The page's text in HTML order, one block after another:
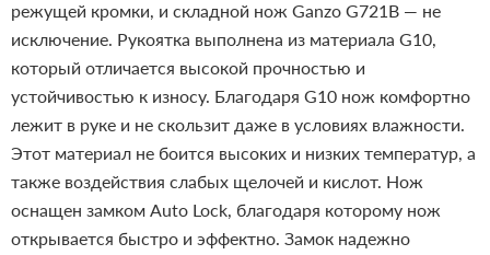
режущей кромки, и складной нож Ganzo G721B — не
исключение. Рукоятка выполнена из материала G10,
который отличается высокой прочностью и
устойчивостью к износу. Благодаря G10 нож комфортно
лежит в руке и не скользит даже в условиях влажности.
Этот материал не боится высоких и низких температур, а
также воздействия слабых щелочей и кислот. Нож
оснащен замком Auto Lock, благодаря которому нож
открывается быстро и эффектно. Замок надежно